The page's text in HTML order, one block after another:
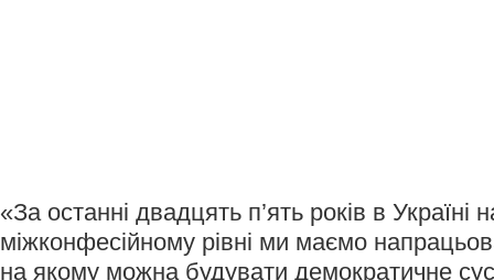
«За останні двадцять п’ять років в Україні
міжконфесійному рівні ми маємо
на якому можна будувати демократичне